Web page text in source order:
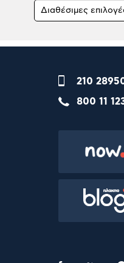
Διαθέσιμες
210
800 11